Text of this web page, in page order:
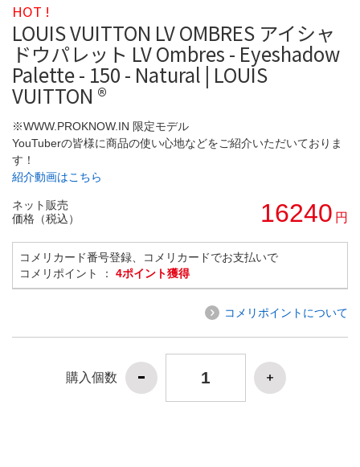
HOT !
LOUIS VUITTON LV OMBRES アイシャ
ドウパレット LV Ombres - Eyeshadow
Palette - 150 - Natural | LOUIS
VUITTON ®
※WWW.PROKNOW.IN 限定モデル
YouTuberの皆様に商品の使い心地などをご紹介いただいておりま
す！
紹介動画はこちら
ネット販売
価格（税込）
16240 円
コメリカード番号登録、コメリカードでお支払いで
コメリポイント ： 4ポイント獲得
コメリポイントについて
購入個数